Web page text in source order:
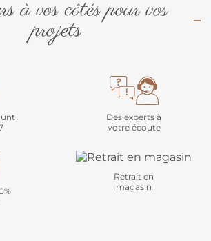
à vos côtés pour vos
projets
Des experts à
votre écoute
Retrait en
magasin